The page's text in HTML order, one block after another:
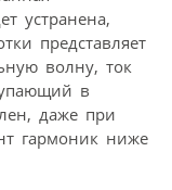
устранена,
представляет
волну, ток
в
даже при
гармоник ниже